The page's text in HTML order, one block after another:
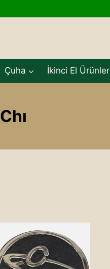
Çuha İkinci El Ürünler